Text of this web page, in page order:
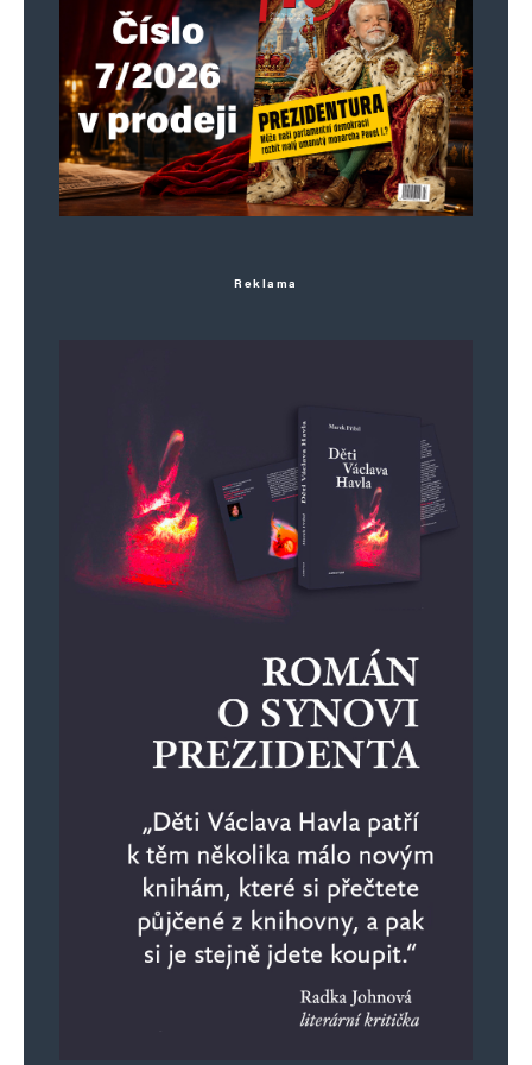
st.hroch
6. 2. 2024 (19:52)
To by ovšem v tuzemské vládě museli být
schopní a odpovědní lidé – a nikoli
soubor arogantních a namachrovaných
Odpovědět
Tvrdit o dnešní enegetice EU ve spojitosti
s trhem chce opravdu hodně velkou
představivost. Mátu tušení, jak funguje
tržní prostředí? Bavíme se tady
o poptávce a nabídce, nikoliv o zeleném
náboženství, povolenkách a protektorátní
politice naší vlády.
Kolben a Daněk
Treba proto, ze stavbu elektraren platil
stat z nasich dani? Zatimco ja si postavil
dum ze sveho vlastniho zdaneneho
prijmu, vsechny stavebniny i prace jsem
platil vcetne DPH a ted mi jeste vlada
zvedla dan z nemovitosti, aby za vybrane
Odpovědět
Reklama